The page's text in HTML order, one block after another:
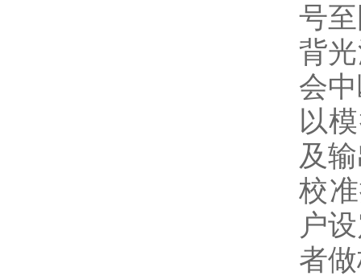
号
背
会
以
及
校
户
者